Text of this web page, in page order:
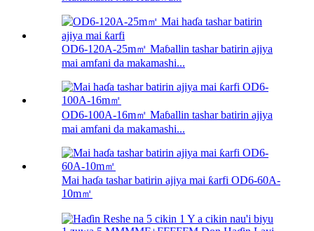
OD6-120A-25m㎡ Maɓallin tashar batirin ajiya
mai amfani da makamashi...
OD6-100A-16m㎡ Maɓallin tashar batirin ajiya
mai amfani da makamashi...
Mai haɗa tashar batirin ajiya mai ƙarfi OD6-60A-
10m㎡